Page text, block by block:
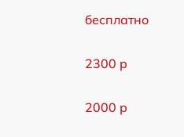
бесплатно
2300 р
2000 р